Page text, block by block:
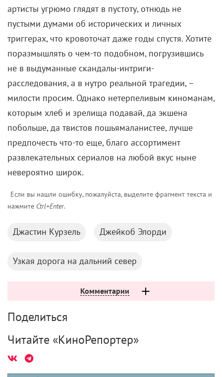
артисты угрюмо глядят в пустоту, отнюдь не
пустыми думами об исторических и личных
триггерах, что кровоточат даже годы спустя. Хотите
поразмышлять о чем-то подобном, погрузившись
не в выдуманные скандалы-интриги-
расследования, а в нутро реальной трагедии, –
милости просим. Однако нетерпеливым киноманам,
которым хлеб и зрелища подавай, да экшена
побольше, да твистов пошьямаланистее, лучше
предпочесть что-то еще, благо ассортимент
развлекательных сериалов на любой вкус ныне
невероятно широк.
Если вы нашли ошибку, пожалуйста, выделите фрагмент текста и
нажмите Ctrl+Enter.
Джастин Курзель Джейкоб Элорди
Узкая дорога на дальний север
Комментарии
Поделиться
Читайте «КиноРепортер»